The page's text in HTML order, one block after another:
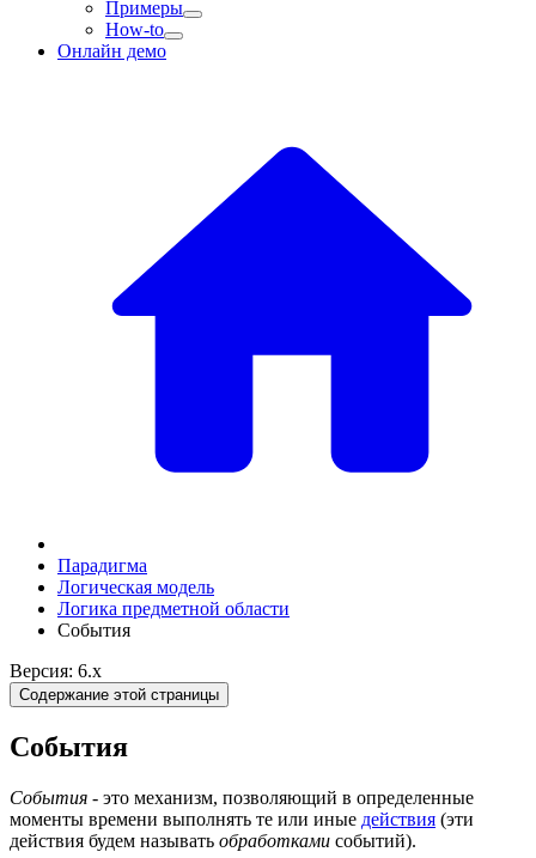
Примеры
How-to
Онлайн демо
Парадигма
Логическая модель
Логика предметной области
События
Версия: 6.x
Содержание этой страницы
События
События - это механизм, позволяющий в определенные
моменты времени выполнять те или иные действия (эти
действия будем называть обработками событий).